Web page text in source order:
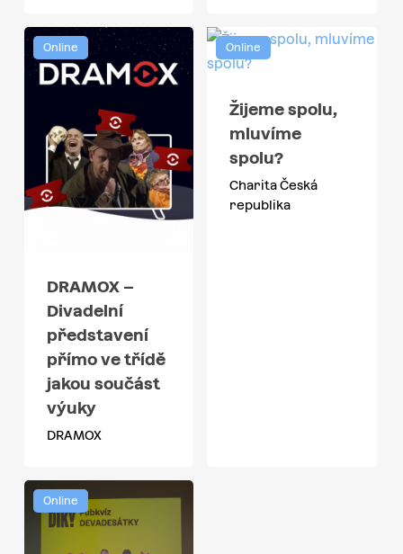
Online
DRAMOX –
Divadelní
představení
přímo ve třídě
jakou součást
výuky
DRAMOX
Online
Žijeme spolu,
mluvíme
spolu?
Charita Česká
republika
Online